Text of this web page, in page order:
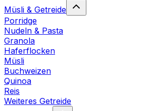
Müsli & Getreide
Porridge
Nudeln & Pasta
Granola
Haferflocken
Müsli
Buchweizen
Quinoa
Reis
Weiteres Getreide